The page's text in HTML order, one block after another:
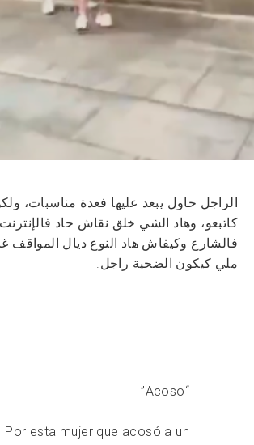
الراجل حاول يبعد عليها فعدة مناسبات،
كاتبعو، وهاد الشي خلق نقاش حاد
فالشارع وكيفاش هاد النوع ديال المواقف
ملي كيكون الضحية راجل.
“Acoso”
Por esta mujer que acosó a un